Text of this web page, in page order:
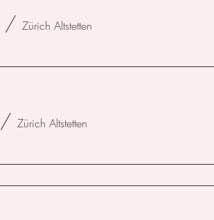
/ Zürich Altstetten
/ Zürich Altstetten